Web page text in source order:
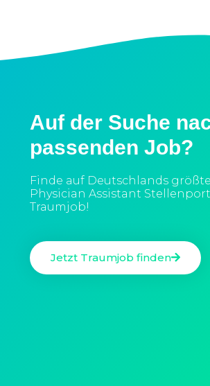
Auf der Suche
passenden Job?
Finde auf Deutschlands
Physician Assistant
Traumjob!
Jetzt Traumjob finden